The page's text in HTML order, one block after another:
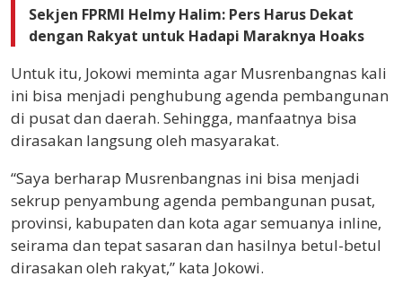
Sekjen FPRMI Helmy Halim: Pers Harus Dekat
dengan Rakyat untuk Hadapi Maraknya Hoaks
Untuk itu, Jokowi meminta agar Musrenbangnas kali
ini bisa menjadi penghubung agenda pembangunan
di pusat dan daerah. Sehingga, manfaatnya bisa
dirasakan langsung oleh masyarakat.
“Saya berharap Musrenbangnas ini bisa menjadi
sekrup penyambung agenda pembangunan pusat,
provinsi, kabupaten dan kota agar semuanya inline,
seirama dan tepat sasaran dan hasilnya betul-betul
dirasakan oleh rakyat,” kata Jokowi.